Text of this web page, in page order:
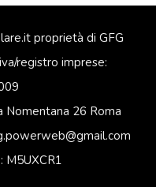
proprietà di GFG
registro imprese:
26 Roma
M5UXCR1